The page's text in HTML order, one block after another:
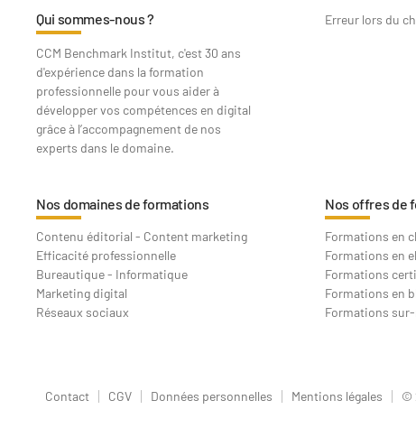
Qui sommes-nous ?
CCM Benchmark Institut, c'est 30 ans
d'expérience dans la formation
professionnelle pour vous aider à
développer vos compétences en digital
grâce à l’accompagnement de nos
experts dans le domaine.
Erreur lors du
Nos domaines de formations
Contenu éditorial - Content marketing
Efficacité professionnelle
Bureautique - Informatique
Marketing digital
Réseaux sociaux
Nos offres de
Formations en
Formations en
Formations
Formations en
Formations
Contact CGV Données personnelles Mentions légales ©